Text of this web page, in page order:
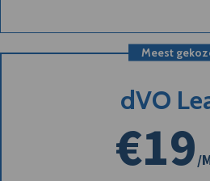
Meest
dVO
€19/